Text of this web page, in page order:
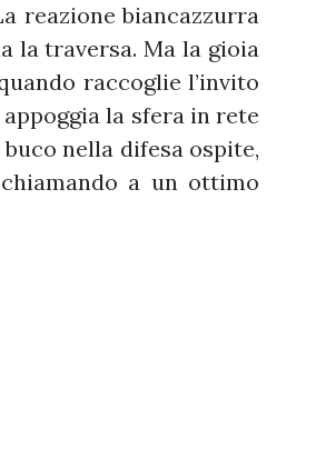
reazione biancazzurra
la traversa. Ma la gioia
raccoglie l’invito
la sfera in rete
buco nella difesa ospite,
a un ottimo